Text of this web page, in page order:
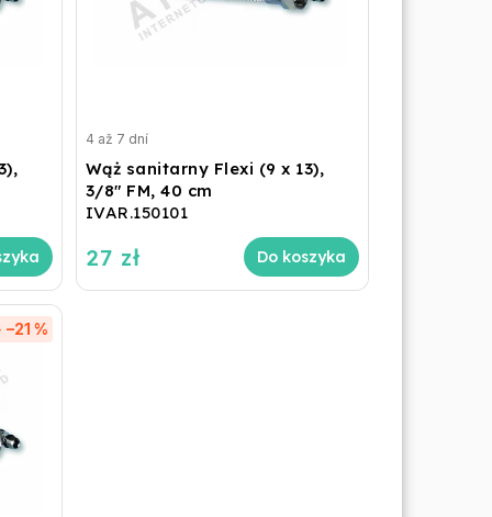
Wąż sanitarny Flexi (9 x 13),
3/8" FM, 40 cm
IVAR.150101
4 až 7 dní
27 zł Do koszyka
–21 %